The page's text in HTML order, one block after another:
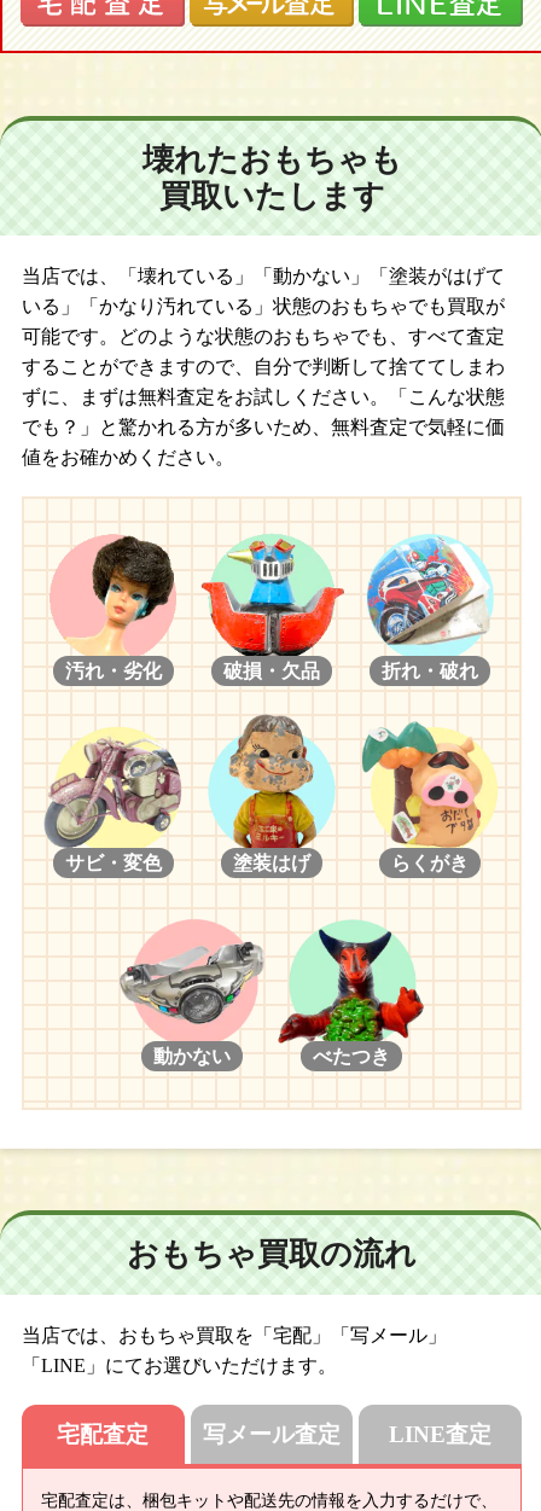
壊れたおもちゃも
買取いたします
当店では、「壊れている」「動かない」「塗装がはげて
いる」「かなり汚れている」状態のおもちゃでも買取が
可能です。どのような状態のおもちゃでも、すべて査定
することができますので、自分で判断して捨ててしまわ
ずに、まずは無料査定をお試しください。「こんな状態
でも？」と驚かれる方が多いため、無料査定で気軽に価
値をお確かめください。
汚れ・劣化 破損・欠品 折れ・破れ
サビ・変色 塗装はげ らくがき
動かない べたつき
おもちゃ買取の流れ
当店では、おもちゃ買取を「宅配」「写メール」
「LINE」にてお選びいただけます。
宅配査定
宅配査定は、梱包キットや配送先の情報を入力するだけで、
写メール査定 LINE査定